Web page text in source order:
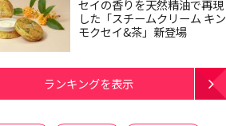
セイの香りを天然精油で再現
した「スチームクリーム キン
モクセイ&茶」新登場
ランキングを表示